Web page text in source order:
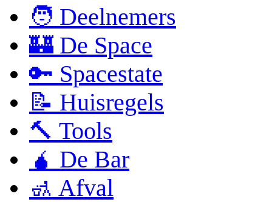
🧑 Deelnemers
🏰 De Space
🔑 Spacestate
📝 Huisregels
🔨 Tools
🧉 De Bar
🚮 Afval